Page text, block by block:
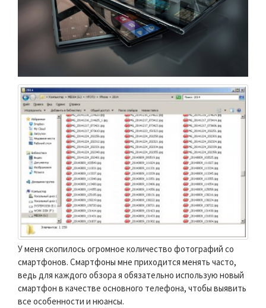
У меня скопилось огромное количество фотографий со
смартфонов. Смартфоны мне приходится менять часто,
ведь для каждого обзора я обязательно использую новый
смартфон в качестве основного телефона, чтобы выявить
все особенности и нюансы.